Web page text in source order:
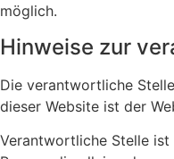
möglich.
Hinweise zur
Die verantwortliche
dieser Website ist der
Verantwortliche Stelle